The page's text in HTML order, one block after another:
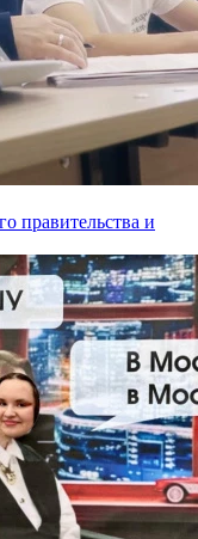
правительства и